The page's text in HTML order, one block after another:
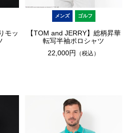
モッ
メンズ ゴルフ
【TOM and JERRY】総柄昇華
転写半袖ポロシャツ
22,000円
（税込）